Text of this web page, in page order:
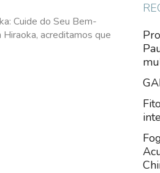
Cuide do Seu Bem-
acreditamos que